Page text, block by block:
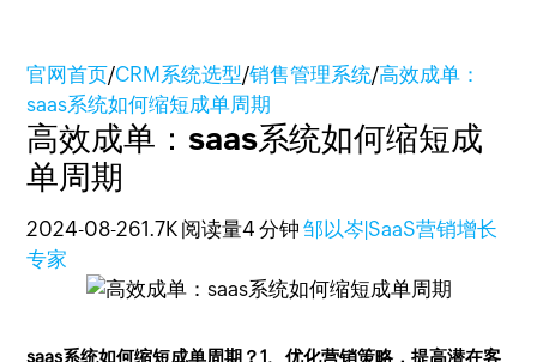
官网首页/CRM系统选型/销售管理系统/高效成单：
saas系统如何缩短成单周期
高效成单：saas系统如何缩短成
单周期
2024-08-261.7K 阅读量4 分钟 邹以岑|SaaS营销增长
专家
saas系统如何缩短成单周期？1、优化营销策略，提高潜在客